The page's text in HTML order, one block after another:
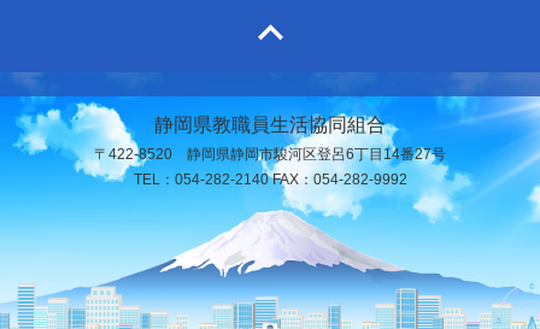
静岡県教職員生活協同組合
〒422-8520 静岡県静岡市駿河区登呂6丁目14番27号
TEL：054-282-2140 FAX：054-282-9992